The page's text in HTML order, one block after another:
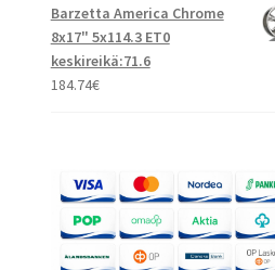
Barzetta America Chrome
8x17" 5x114.3 ET0
keskireikä:71.6
184.74€